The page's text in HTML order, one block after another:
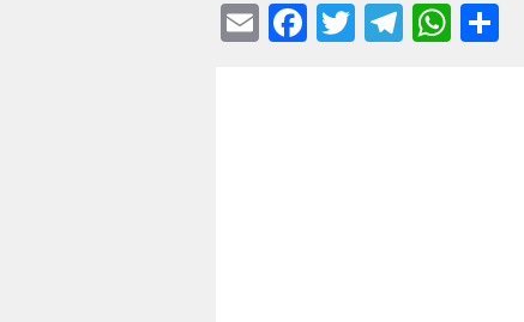
E
F
T
T
W